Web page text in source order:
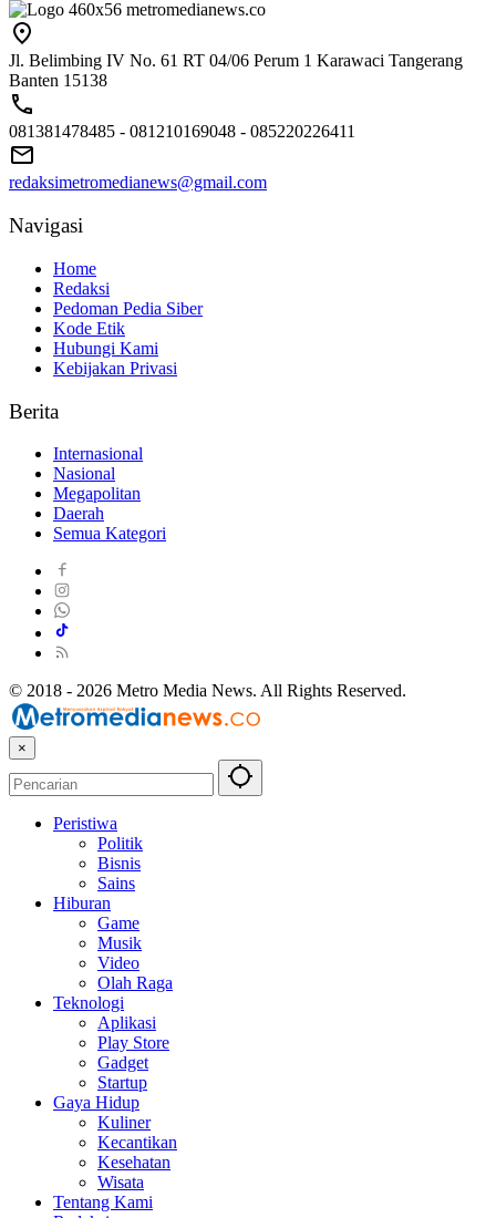
Jl. Belimbing IV No. 61 RT 04/06 Perum 1 Karawaci Tangerang
Banten 15138
081381478485 - 081210169048 - 085220226411
redaksimetromedianews@gmail.com
Navigasi
Home
Redaksi
Pedoman Pedia Siber
Kode Etik
Hubungi Kami
Kebijakan Privasi
Berita
Internasional
Nasional
Megapolitan
Daerah
Semua Kategori
© 2018 - 2026 Metro Media News. All Rights Reserved.
×
Peristiwa
Politik
Bisnis
Sains
Hiburan
Game
Musik
Video
Olah Raga
Teknologi
Aplikasi
Play Store
Gadget
Startup
Gaya Hidup
Kuliner
Kecantikan
Kesehatan
Wisata
Tentang Kami